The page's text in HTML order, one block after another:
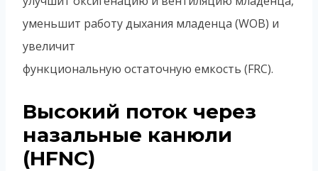
уменьшит работу дыхания младенца (WOB) и
увеличит
функциональную остаточную емкость (FRC).
Высокий поток через
назальные канюли
(HFNC)